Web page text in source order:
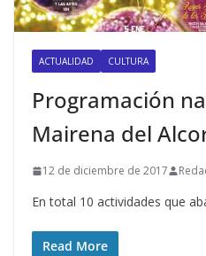
ACTUALIDAD CULTURA
Programación
Mairena del
12 de diciembre de 2017
En total 10 actividades que
Read More